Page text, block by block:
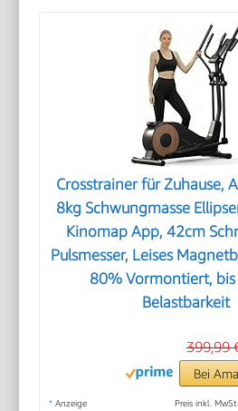
Crosstrainer für Zuhause,
8kg Schwungmasse
Kinomap App, 42cm
Pulsmesser, Leises
80% Vormontiert,
Belastbarkeit
399,99
Bei
* Anzeige Preis inkl.